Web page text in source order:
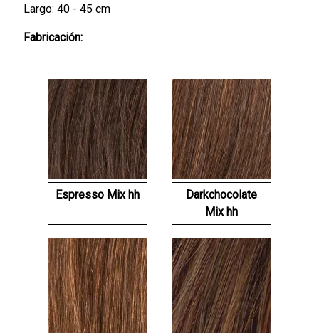
Largo: 40 - 45 cm
Fabricación:
Espresso Mix hh
Darkchocolate
Mix hh